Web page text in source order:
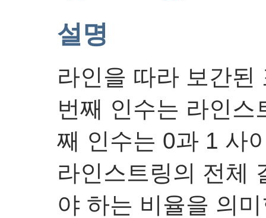
설명
라인을 따라 보간된
번째 인수는 라인
째 인수는 0과 1 사
라인스트링의 전체
야 하는 비율을 의